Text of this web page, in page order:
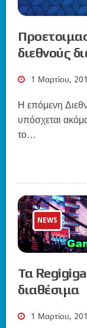
διεθνούς
1 Μαρτίου,
Η επόμενη
υπόσχεται
το…
NEWS
Τα
διαθέσιμα
1 Μαρτίου,